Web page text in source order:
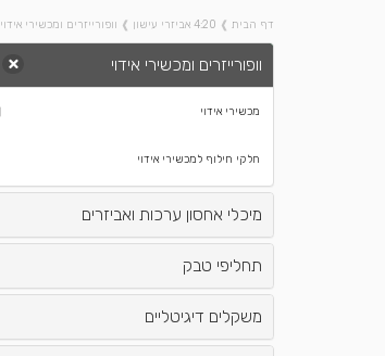
דף הבית ❱ 4:20 אביזרי עישון ❱ וופורייזרים ומכשירי אידוי
וופורייזרים ומכשירי אידוי
מכשירי אידוי
חלקי חילוף למכשירי אידוי
מיכלי אחסון ערכות ואביזרים
תחליפי טבק
משקלים דיגיטליים